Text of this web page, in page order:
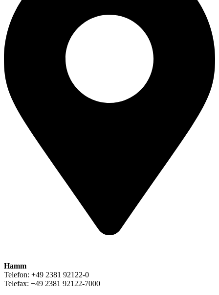
Hamm
Telefon: +49 2381 92122-0
Telefax: +49 2381 92122-7000